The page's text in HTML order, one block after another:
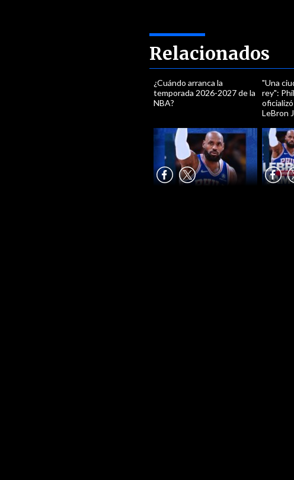
Relacionados
¿Cuándo arranca la
temporada 2026-2027 de la
NBA?
"Una
rey":
LeBron